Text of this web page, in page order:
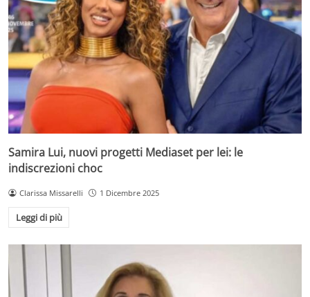
Samira Lui, nuovi progetti Mediaset per lei: le
indiscrezioni choc
Clarissa Missarelli 1 Dicembre 2025
Leggi di più